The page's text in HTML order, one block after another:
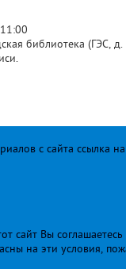
библиотека (ГЭС,
с сайта ссылка на
сайт Вы
на эти условия,